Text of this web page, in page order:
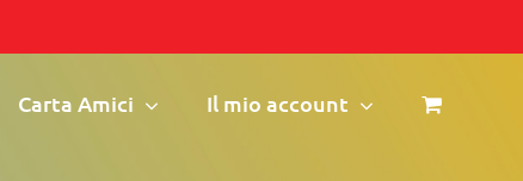
Carta Amici Il mio account